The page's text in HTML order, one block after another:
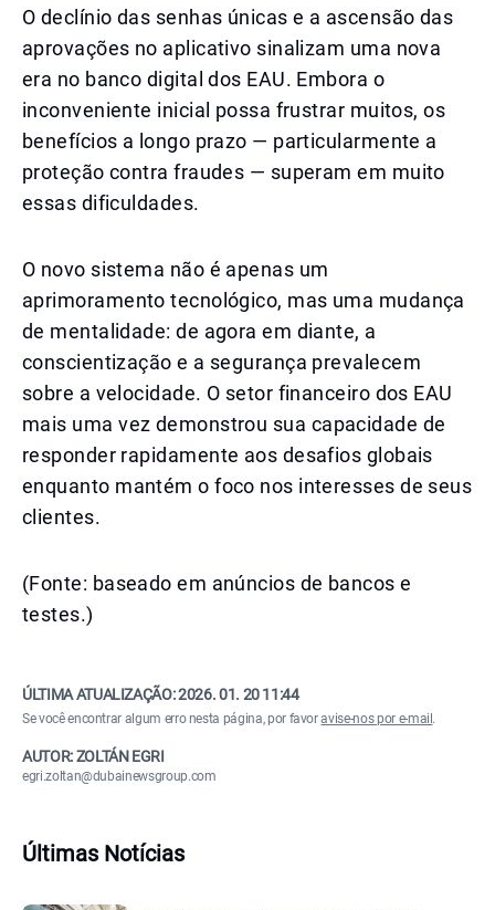
O declínio das senhas únicas e a ascensão das
aprovações no aplicativo sinalizam uma nova
era no banco digital dos EAU. Embora o
inconveniente inicial possa frustrar muitos, os
benefícios a longo prazo — particularmente a
proteção contra fraudes — superam em muito
essas dificuldades.
O novo sistema não é apenas um
aprimoramento tecnológico, mas uma mudança
de mentalidade: de agora em diante, a
conscientização e a segurança prevalecem
sobre a velocidade. O setor financeiro dos EAU
mais uma vez demonstrou sua capacidade de
responder rapidamente aos desafios globais
enquanto mantém o foco nos interesses de seus
clientes.
(Fonte: baseado em anúncios de bancos e
testes.)
ÚLTIMA ATUALIZAÇÃO:2026. 01. 20 11:44
Se você encontrar algum erro nesta página, por favoravise-nos por e-mail .
AUTOR: ZOLTÁN EGRI
egri.zoltan@dubainewsgroup.com
Últimas Notícias